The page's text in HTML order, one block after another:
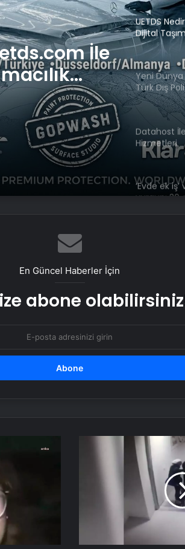
İle
UETDS
Dijital
Yeni Dünya
Türk Dış
Faktörü
Datahost
Hizmetleri
‘Evde ek
vurgun: 30
DEM Partili
CHP Genel
Bayrak
konuştu
Serjoy :
Reklam
Tasarım
En Güncel Haberler İçin
abone
Ortaya